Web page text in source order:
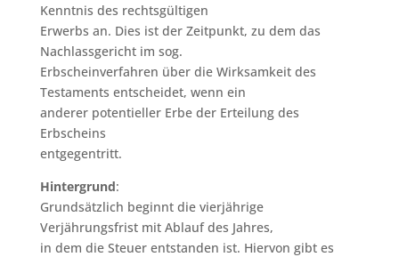
Kenntnis des rechtsgültigen
Erwerbs an. Dies ist der Zeitpunkt, zu dem das
Nachlassgericht im sog.
Erbscheinverfahren über die Wirksamkeit des
Testaments entscheidet, wenn ein
anderer potentieller Erbe der Erteilung des
Erbscheins
entgegentritt.
Hintergrund:
Grundsätzlich beginnt die vierjährige
Verjährungsfrist mit Ablauf des Jahres,
in dem die Steuer entstanden ist. Hiervon gibt es